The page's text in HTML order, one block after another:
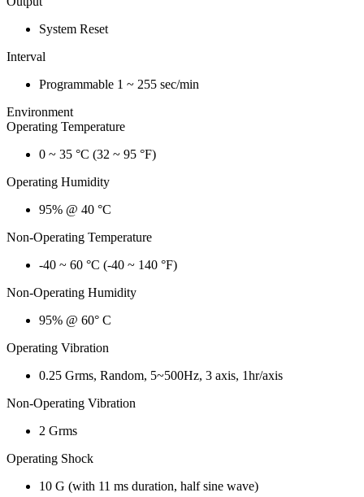
System Reset
Interval
Programmable 1 ~ 255 sec/min
Environment
Operating Temperature
0 ~ 35 °C (32 ~ 95 °F)
Operating Humidity
95% @ 40 °C
Non-Operating Temperature
-40 ~ 60 °C (-40 ~ 140 °F)
Non-Operating Humidity
95% @ 60° C
Operating Vibration
0.25 Grms, Random, 5~500Hz, 3 axis, 1hr/axis
Non-Operating Vibration
2 Grms
Operating Shock
10 G (with 11 ms duration, half sine wave)